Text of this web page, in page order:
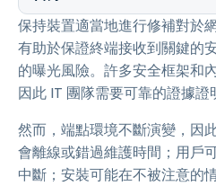
保持裝置適當地進行修補對於
有助於保證終端接收到關鍵的
的曝光風險。許多安全框架和
因此 IT 團隊需要可靠的證據證
然而，端點環境不斷演變，因
會離線或錯過維護時間；用戶
中斷；安裝可能在不被注意的